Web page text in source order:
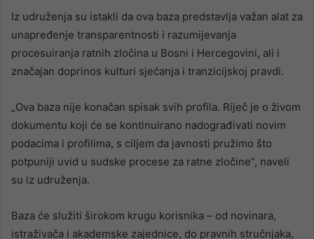
Iz udruženja su istakli da ova baza predstavlja važan alat za
unapređenje transparentnosti i razumijevanja
procesuiranja ratnih zločina u Bosni i Hercegovini, ali i
značajan doprinos kulturi sjećanja i tranzicijskoj pravdi.
„Ova baza nije konačan spisak svih profila. Riječ je o živom
dokumentu koji će se kontinuirano nadograđivati novim
podacima i profilima, s ciljem da javnosti pružimo što
potpuniji uvid u sudske procese za ratne zločine“, naveli
su iz udruženja.
Baza će služiti širokom krugu korisnika – od novinara,
istraživača i akademske zajednice, do pravnih stručnjaka,